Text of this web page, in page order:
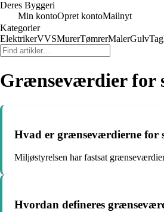
Deres Byggeri
Min kontoOpret kontoMailnyt
Kategorier
ElektrikerVVSMurerTømrerMalerGulvTag
Grænseværdier for
Hvad er grænseværdierne for
Miljøstyrelsen har fastsat
Hvordan defineres